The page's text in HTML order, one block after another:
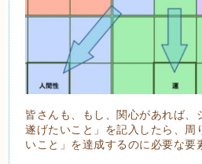
皆さんも、もし、関心があれば、
遂げたいこと」を記入したら、周
いこと」を達成するのに必要な要